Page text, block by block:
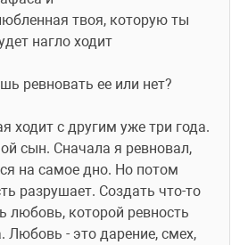
твоя, которую ты
нагло ходит
ревновать ее или нет?
ходит с другим уже три года.
сын. Сначала я ревновал,
на самое дно. Но потом
разрушает. Создать что-то
любовь, которой ревность
Любовь - это дарение, смех,